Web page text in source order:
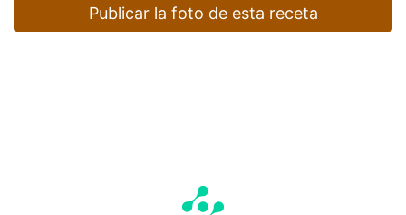
Publicar la foto de esta receta